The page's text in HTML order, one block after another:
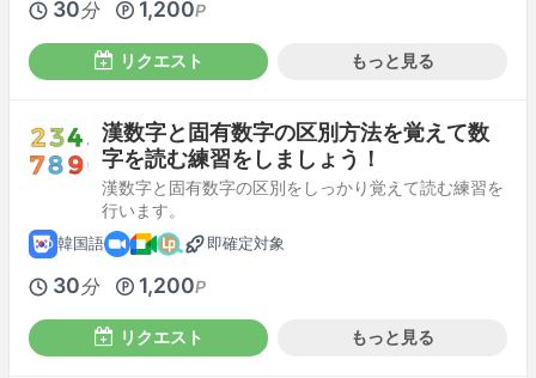
30分 1,200P
リクエスト もっと見る
漢数字と固有数字の区別方法を覚えて数
字を読む練習をしましょう！
漢数字と固有数字の区別をしっかり覚えて読む練習を
行います。
韓国語 即確定対象
30分 1,200P
リクエスト もっと見る